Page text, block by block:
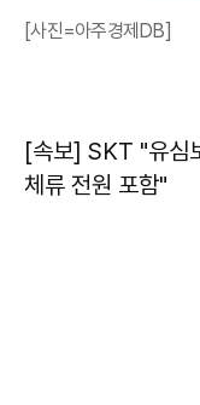
[사진=아주경제DB]
[속보] SKT "유심
체류 전원 포함"